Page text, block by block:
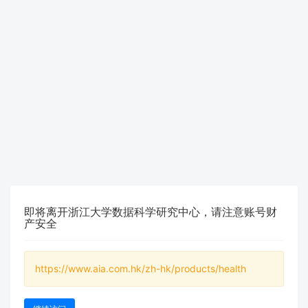
即将离开浙江大学数据科学研究中心，请注意账号财
产安全
https://www.aia.com.hk/zh-hk/products/health